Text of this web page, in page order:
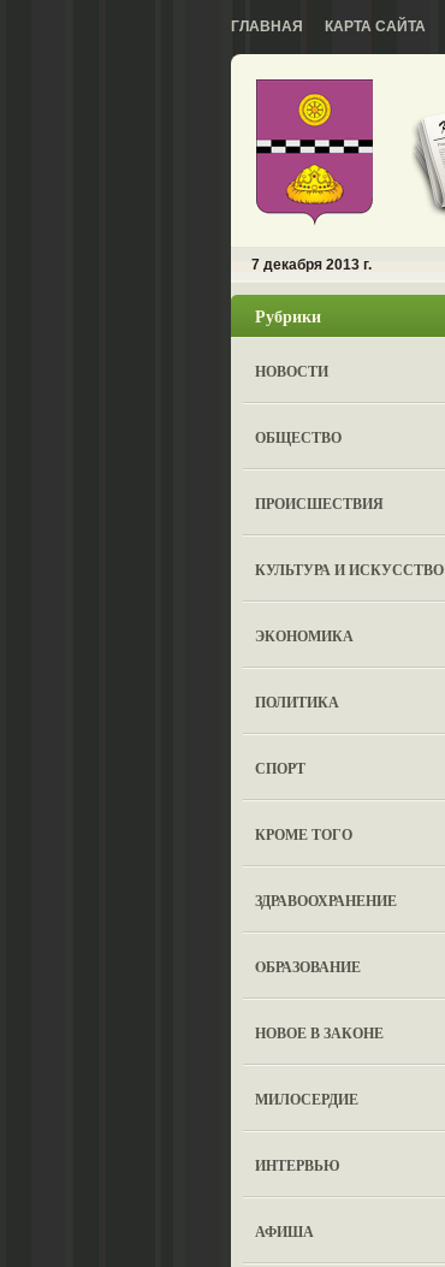
ГЛАВНАЯ КАРТА САЙТА
7 декабря 2013 г.
Рубрики
НОВОСТИ
ОБЩЕСТВО
ПРОИСШЕСТВИЯ
КУЛЬТУРА И ИСКУССТВО
ЭКОНОМИКА
ПОЛИТИКА
СПОРТ
КРОМЕ ТОГО
ЗДРАВООХРАНЕНИЕ
OБРАЗОВАНИЕ
НОВОЕ В ЗАКОНЕ
МИЛОСЕРДИЕ
ИНТЕРВЬЮ
АФИША